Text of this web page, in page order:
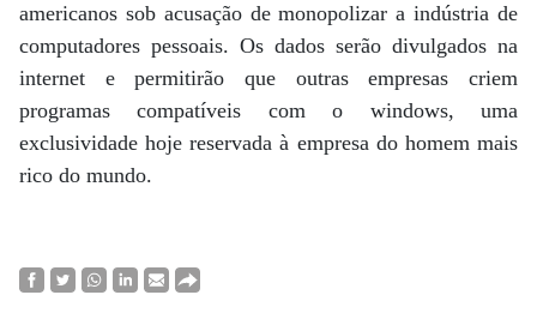
americanos sob acusação de monopolizar a indústria de
computadores pessoais. Os dados serão divulgados na
internet e permitirão que outras empresas criem
programas compatíveis com o windows, uma
exclusividade hoje reservada à empresa do homem mais
rico do mundo.